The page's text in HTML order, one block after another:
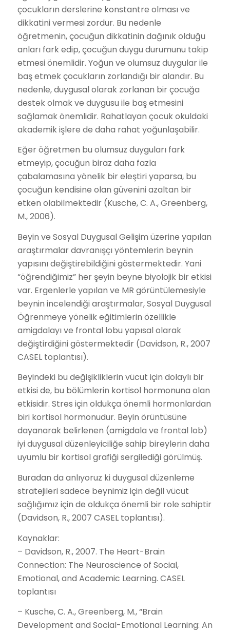
çocukların derslerine konstantre olması ve
dikkatini vermesi zordur. Bu nedenle
öğretmenin, çocuğun dikkatinin dağınık olduğu
anları fark edip, çocuğun duygu durumunu takip
etmesi önemlidir. Yoğun ve olumsuz duygular ile
baş etmek çocukların zorlandığı bir alandır. Bu
nedenle, duygusal olarak zorlanan bir çocuğa
destek olmak ve duygusu ile baş etmesini
sağlamak önemlidir. Rahatlayan çocuk okuldaki
akademik işlere de daha rahat yoğunlaşabilir.
Eğer öğretmen bu olumsuz duyguları fark
etmeyip, çocuğun biraz daha fazla
çabalamasına yönelik bir eleştiri yaparsa, bu
çocuğun kendisine olan güvenini azaltan bir
etken olabilmektedir (Kusche, C. A., Greenberg,
M., 2006).
Beyin ve Sosyal Duygusal Gelişim üzerine yapılan
araştırmalar davranışçı yöntemlerin beynin
yapısını değiştirebildiğini göstermektedir. Yani
“öğrendiğimiz” her şeyin beyne biyolojik bir etkisi
var. Ergenlerle yapılan ve MR görüntülemesiyle
beynin incelendiği araştırmalar, Sosyal Duygusal
Öğrenmeye yönelik eğitimlerin özellikle
amigdalayı ve frontal lobu yapısal olarak
değiştirdiğini göstermektedir (Davidson, R., 2007
CASEL toplantısı).
Beyindeki bu değişikliklerin vücut için dolaylı bir
etkisi de, bu bölümlerin kortisol hormonuna olan
etkisidir. Stres için oldukça önemli hormonlardan
biri kortisol hormonudur. Beyin örüntüsüne
dayanarak belirlenen (amigdala ve frontal lob)
iyi duygusal düzenleyiciliğe sahip bireylerin daha
uyumlu bir kortisol grafiği sergilediği görülmüş.
Buradan da anlıyoruz ki duygusal düzenleme
stratejileri sadece beynimiz için değil vücut
sağlığımız için de oldukça önemli bir role sahiptir
(Davidson, R., 2007 CASEL toplantısı).
Kaynaklar:
– Davidson, R., 2007. The Heart-Brain
Connection: The Neuroscience of Social,
Emotional, and Academic Learning. CASEL
toplantısı
– Kusche, C. A., Greenberg, M., “Brain
Development and Social-Emotional Learning: An